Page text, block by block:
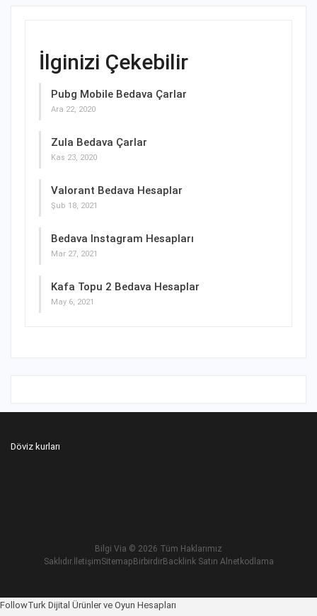
İlginizi Çekebilir
Pubg Mobile Bedava Çarlar
Ara 22, 2020
Zula Bedava Çarlar
Kas 23, 2020
Valorant Bedava Hesaplar
Şub 18, 2021
Bedava Instagram Hesapları
Mar 27, 2021
Kafa Topu 2 Bedava Hesaplar
May 6, 2021
Döviz kurları
Bilgi Via © 2026 Tüm Haklarımız
Saklıdır.İletişimSitemap BirbirdirBacklink Satın Al netkodlama
Yakabet Giriş
FollowTurk Dijital Ürünler ve Oyun Hesapları